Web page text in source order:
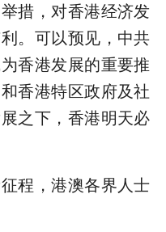
措，对香港经济发
。可以预见，中共
香港发展的重要推
香港特区政府及社
之下，香港明天必
程，港澳各界人士